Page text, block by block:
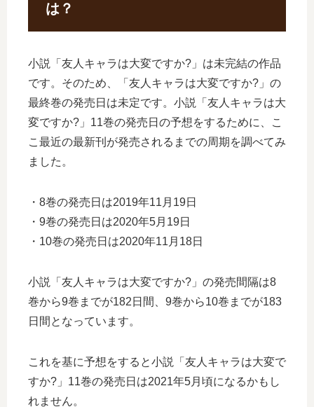
は？
小説「友人キャラは大変ですか?」は未完結の作品
です。そのため、「友人キャラは大変ですか?」の
最終巻の発売日は未定です。小説「友人キャラは大
変ですか?」11巻の発売日の予想をするために、こ
こ最近の最新刊が発売されるまでの周期を調べてみ
ました。
・8巻の発売日は2019年11月19日
・9巻の発売日は2020年5月19日
・10巻の発売日は2020年11月18日
小説「友人キャラは大変ですか?」の発売間隔は8
巻から9巻までが182日間、9巻から10巻までが183
日間となっています。
これを基に予想をすると小説「友人キャラは大変で
すか?」11巻の発売日は2021年5月頃になるかもし
れません。